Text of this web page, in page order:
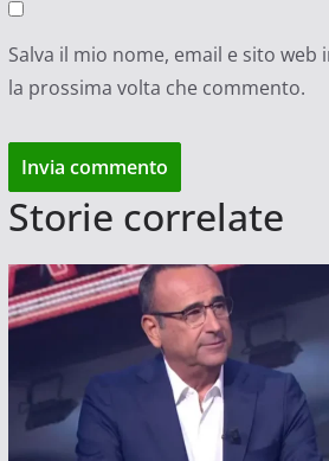
Salva il mio nome, email e sito
la prossima volta che commento.
Storie correlate